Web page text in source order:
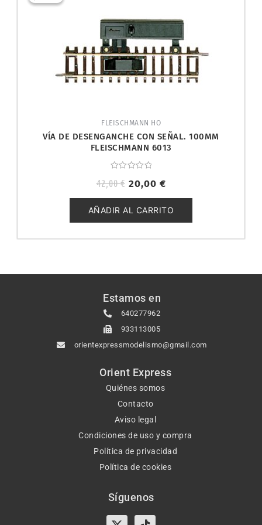
FLEISCHMANN HO
VÍA DE DESENGANCHE CON SEÑAL. 100MM
FLEISCHMANN 6013
con
de
5
42,00€
era:
42,00 €.
20,00 €
es:
20,00 €.
AÑADIR AL CARRITO
Estamos en
640277962
933113005
orientexpressmodelismo@gmail.com
Orient Express
Quiénes somos
Contacto
Aviso legal
Condiciones de uso y compra
Política de privacidad
Política de cookies
Síguenos
X-
Tiktok
InstagramFacebook